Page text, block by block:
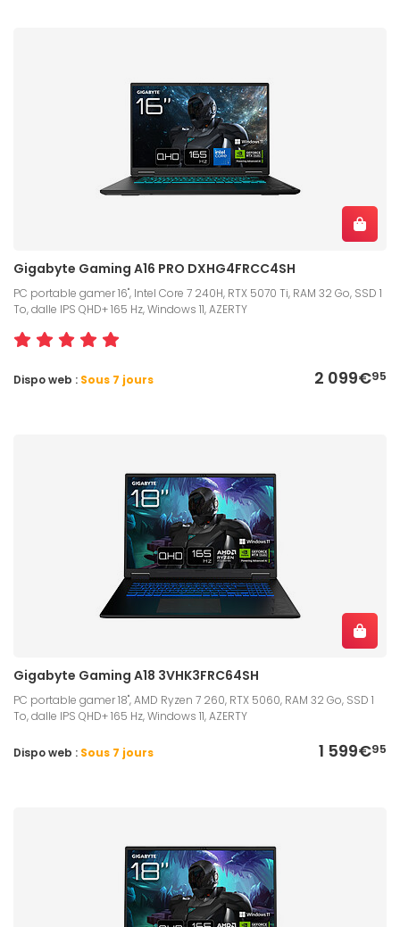
Gigabyte Gaming A16 PRO DXHG4FRCC4SH
PC portable gamer 16", Intel Core 7 240H, RTX 5070 Ti, RAM 32 Go, SSD 1
To, dalle IPS QHD+ 165 Hz, Windows 11, AZERTY
2 099€95
Dispo web : Sous 7 jours
Gigabyte Gaming A18 3VHK3FRC64SH
PC portable gamer 18", AMD Ryzen 7 260, RTX 5060, RAM 32 Go, SSD 1
To, dalle IPS QHD+ 165 Hz, Windows 11, AZERTY
1 599€95
Dispo web : Sous 7 jours